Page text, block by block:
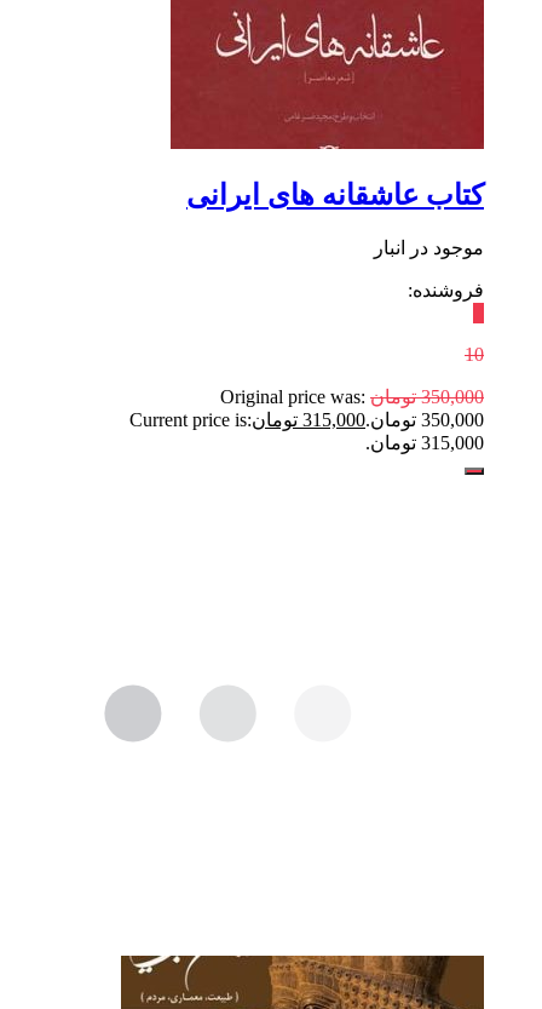
کتاب عاشقانه های ایرانی
موجود در انبار
فروشنده:
10
350,000 تومان Original price was:
350,000 تومان.
315,000 تومانCurrent price is:
315,000 تومان.